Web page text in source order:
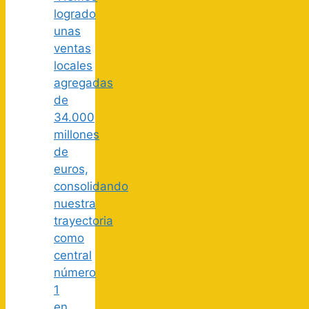
logrado
unas
ventas
locales
agregadas
de
34.000
millones
de
euros,
consolidando
nuestra
trayectoria
como
central
número
1